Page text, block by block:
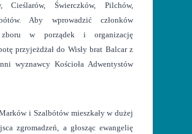
Cieślarów, Świerczków, Pilchów,
Aby wprowadzić członków
zboru w porządek i organizację
przyjeżdżał do Wisły brat Balcar z
wyznawcy Kościoła Adwentystów
i Szalbótów mieszkały w dużej
zgromadzeń, a głosząc ewangelię